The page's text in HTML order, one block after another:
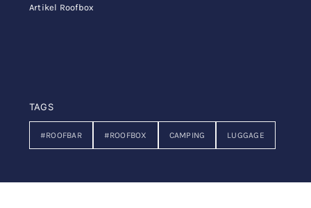
Artikel Roofbox
TAGS
#ROOFBAR #ROOFBOX CAMPING LUGGAGE